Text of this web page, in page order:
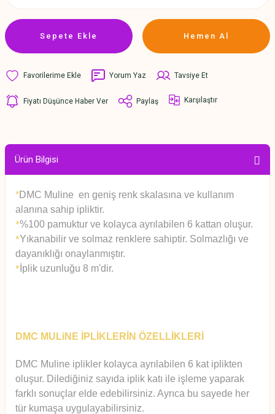
Sepete Ekle Hemen Al
Yorum Yaz Tavsiye Et
Fiyatı Düşünce Haber Ver Paylaş Karşılaştır
Ürün Bilgisi
*DMC Muline en geniş renk skalasına ve kullanım
alanına sahip ipliktir.
*%100 pamuktur ve kolayca ayrılabilen 6 kattan oluşur.
*Yıkanabilir ve solmaz renklere sahiptir. Solmazlığı ve
dayanıklığı onaylanmıştır.
* İplik uzunluğu 8 m'dir.
DMC MULiNE İPLİKLERİN ÖZELLİKLERİ
DMC Muline iplikler kolayca ayrılabilen 6 kat iplikten
oluşur. Dilediğiniz sayıda iplik katı ile işleme yaparak
farklı sonuçlar elde edebilirsiniz. Ayrıca bu sayede her
tür kumaşa uygulayabilirsiniz.